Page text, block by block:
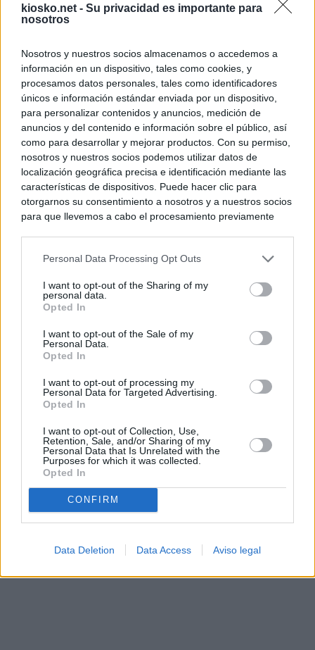
kiosko.net - Su privacidad es importante para
nosotros
Nosotros y nuestros socios almacenamos o accedemos a
información en un dispositivo, tales como cookies, y
procesamos datos personales, tales como identificadores
únicos e información estándar enviada por un dispositivo,
para personalizar contenidos y anuncios, medición de
anuncios y del contenido e información sobre el público, así
como para desarrollar y mejorar productos. Con su permiso,
nosotros y nuestros socios podemos utilizar datos de
localización geográfica precisa e identificación mediante las
características de dispositivos. Puede hacer clic para
otorgarnos su consentimiento a nosotros y a nuestros socios
para que llevemos a cabo el procesamiento previamente
negar su consentimiento. Tenga en cuenta que algún
de su consentimiento, pero usted tiene el derecho de
rechazar tal procesamiento. Sus preferencias se aplicarán
cualquier momento entrando de nuevo en este sitio web o
visitando nuestra política de privacidad.
Personal Data Processing Opt Outs
I want to opt-out of the Sharing of my
personal data.
Opted In
I want to opt-out of the Sale of my
Personal Data.
Opted In
I want to opt-out of processing my
Personal Data for Targeted Advertising.
Opted In
I want to opt-out of Collection, Use,
Retention, Sale, and/or Sharing of my
Personal Data that Is Unrelated with the
Purposes for which it was collected.
Opted In
CONFIRM
Data Deletion Data Access Aviso legal